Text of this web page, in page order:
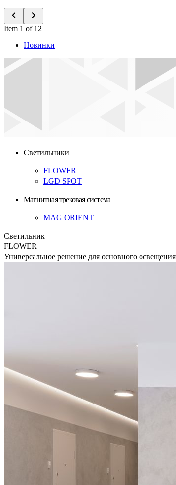
Item 1 of 12
Новинки
Светильники
FLOWER
LGD SPOT
Магнитная трековая система
MAG ORIENT
Светильник
FLOWER
Универсальное решение для основного освещения